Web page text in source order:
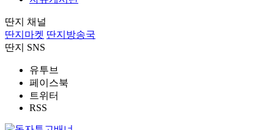
딴지 채널
딴지마켓 딴지방송국
딴지 SNS
유투브
페이스북
트위터
RSS